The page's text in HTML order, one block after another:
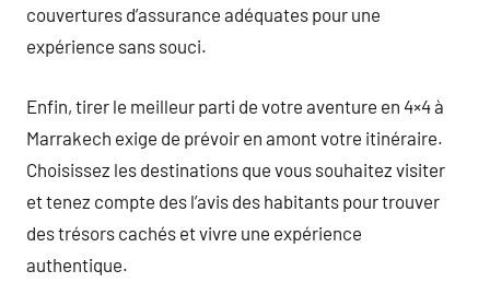
couvertures d’assurance adéquates pour une
expérience sans souci.
Enfin, tirer le meilleur parti de votre aventure en 4×4 à
Marrakech exige de prévoir en amont votre itinéraire.
Choisissez les destinations que vous souhaitez visiter
et tenez compte des l’avis des habitants pour trouver
des trésors cachés et vivre une expérience
authentique.